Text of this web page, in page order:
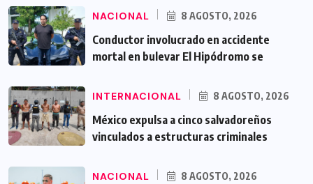
NACIONAL 8 AGOSTO, 2026
Conductor involucrado en accidente
mortal en bulevar El Hipódromo se
INTERNACIONAL 8 AGOSTO, 2026
México expulsa a cinco salvadoreños
vinculados a estructuras criminales
NACIONAL 8 AGOSTO, 2026